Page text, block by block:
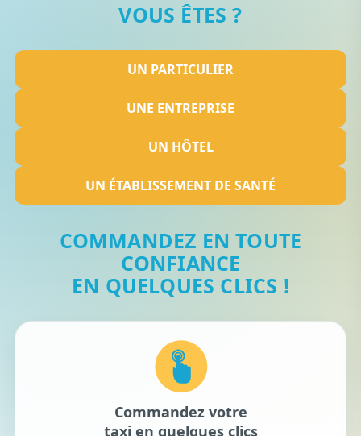
VOUS ÊTES ?
UN PARTICULIER
UNE ENTREPRISE
UN HÔTEL
UN ÉTABLISSEMENT DE SANTÉ
COMMANDEZ EN TOUTE
CONFIANCE
EN QUELQUES CLICS !
Commandez votre
taxi en quelques clics